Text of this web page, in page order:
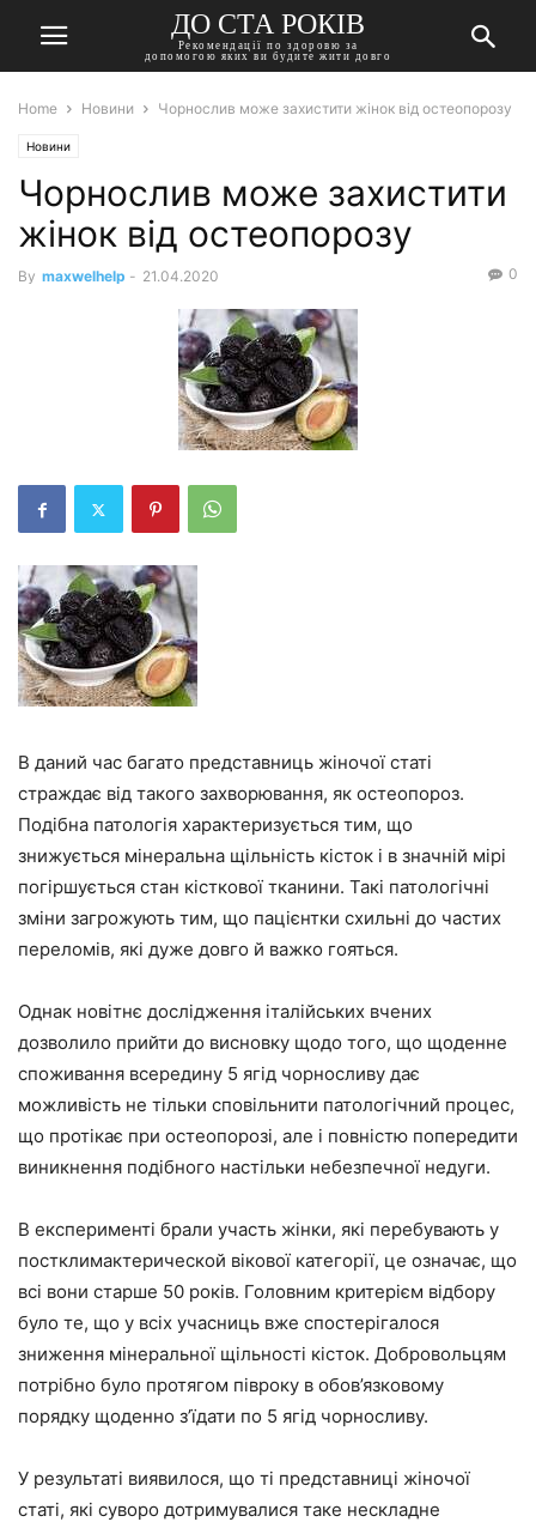
ДО СТА РОКІВ
Рекомендації по здоровю за
допомогою яких ви будите жити довго
Home Новини Чорнослив може захистити жінок від остеопорозу
Новини
Чорнослив може захистити
жінок від остеопорозу
By maxwelhelp - 21.04.2020 0
В даний час багато представниць жіночої статі
страждає від такого захворювання, як остеопороз.
Подібна патологія характеризується тим, що
знижується мінеральна щільність кісток і в значній мірі
погіршується стан кісткової тканини. Такі патологічні
зміни загрожують тим, що пацієнтки схильні до частих
переломів, які дуже довго й важко гояться.
Однак новітнє дослідження італійських вчених
дозволило прийти до висновку щодо того, що щоденне
споживання всередину 5 ягід чорносливу дає
можливість не тільки сповільнити патологічний процес,
що протікає при остеопорозі, але і повністю попередити
виникнення подібного настільки небезпечної недуги.
В експерименті брали участь жінки, які перебувають у
постклимактерической вікової категорії, це означає, що
всі вони старше 50 років. Головним критерієм відбору
було те, що у всіх учасниць вже спостерігалося
зниження мінеральної щільності кісток. Добровольцям
потрібно було протягом півроку в обов’язковому
порядку щоденно з’їдати по 5 ягід чорносливу.
У результаті виявилося, що ті представниці жіночої
статі, які суворо дотримувалися таке нескладне